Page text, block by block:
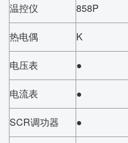
温控仪 858P
热电偶 K
电压表 ●
电流表 ●
SCR调功器 ●